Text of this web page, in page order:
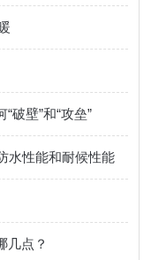
破壁”和“攻垒”
水性能和耐候性能
几点？